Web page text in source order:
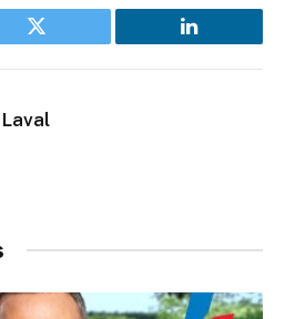
Twitter LinkedIn